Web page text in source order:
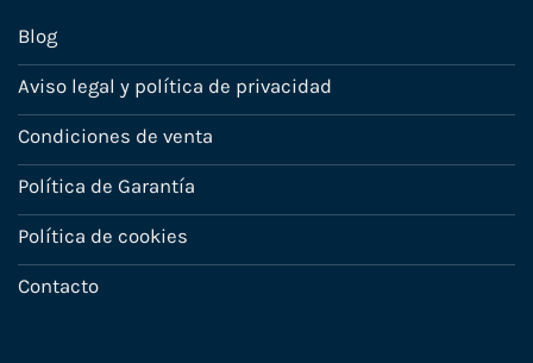
Blog
Aviso legal y política de privacidad
Condiciones de venta
Política de Garantía
Política de cookies
Contacto